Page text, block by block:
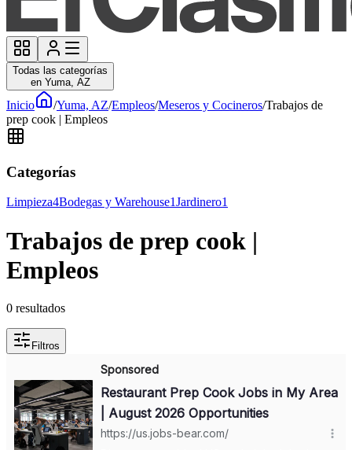
Todas las categorías
en Yuma, AZ
Inicio /Yuma, AZ/Empleos/Meseros y Cocineros/Trabajos de
prep cook | Empleos
Categorías
Limpieza4Bodegas y Warehouse1Jardinero1
Trabajos de prep cook |
Empleos
0 resultados
Filtros